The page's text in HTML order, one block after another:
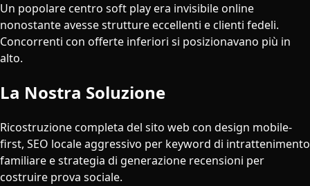
Un popolare centro soft play era invisibile online
nonostante avesse strutture eccellenti e clienti fedeli.
Concorrenti con offerte inferiori si posizionavano più in
alto.
La Nostra Soluzione
Ricostruzione completa del sito web con design mobile-
first, SEO locale aggressivo per keyword di intrattenimento
familiare e strategia di generazione recensioni per
costruire prova sociale.